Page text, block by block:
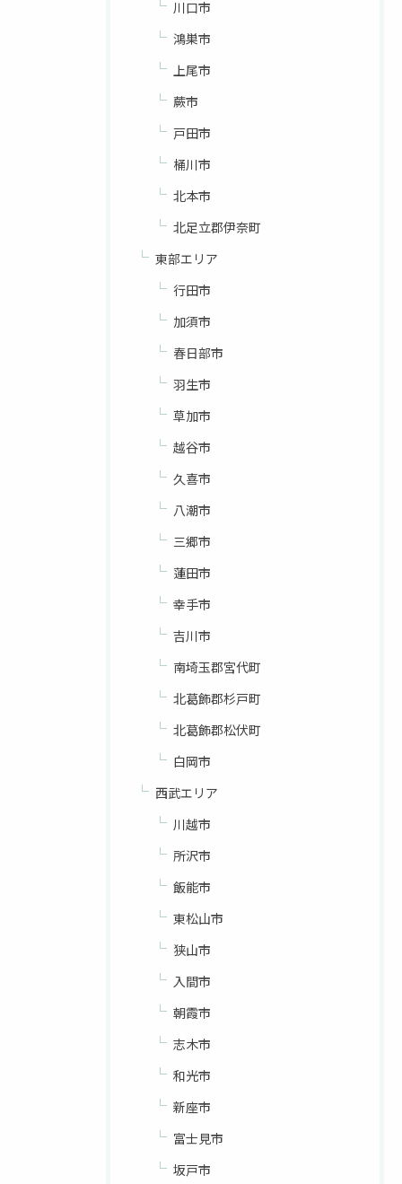
川口市
鴻巣市
上尾市
蕨市
戸田市
桶川市
北本市
北足立郡伊奈町
東部エリア
行田市
加須市
春日部市
羽生市
草加市
越谷市
久喜市
八潮市
三郷市
蓮田市
幸手市
吉川市
南埼玉郡宮代町
北葛飾郡杉戸町
北葛飾郡松伏町
白岡市
西武エリア
川越市
所沢市
飯能市
東松山市
狭山市
入間市
朝霞市
志木市
和光市
新座市
富士見市
坂戸市